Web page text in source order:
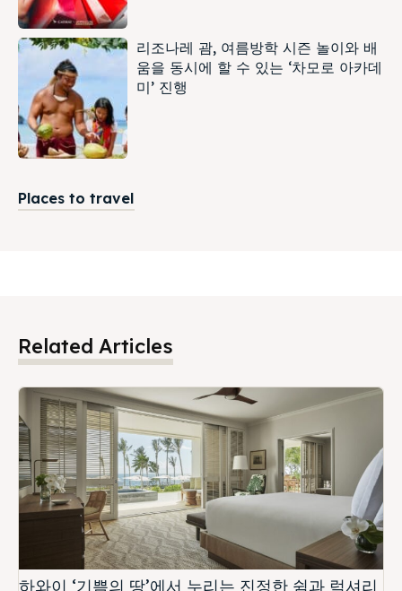
리조나레 괌, 여름방학 시즌 놀이와 배
움을 동시에 할 수 있는 ‘차모로 아카데
미’ 진행
Places to travel
Related Articles
하와이 ‘기쁨의 땅’에서 누리는 진정한 쉼과 럭셔리